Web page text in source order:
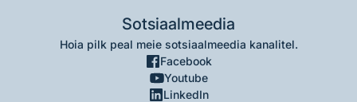
Sotsiaalmeedia
Hoia pilk peal meie sotsiaalmeedia kanalitel.
Facebook
Youtube
LinkedIn